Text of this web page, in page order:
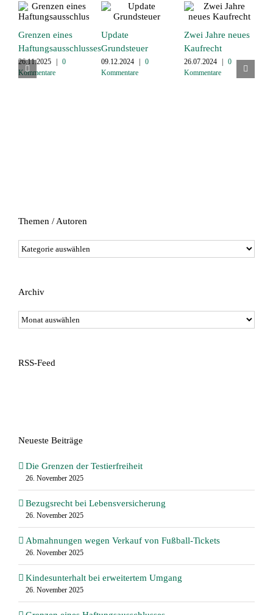
Grenzen eines
Haftungsausschlusses
26.11.2025
0
Kommentare
Update
Grundsteuer
09.12.2024
0
Kommentare
Zwei Jahre neues
Kaufrecht
26.07.2024
0
Kommentare
Themen / Autoren
Themen
/
Archiv
Archiv
RSS-Feed
Neueste Beiträge
Die Grenzen der Testierfreiheit
26. November 2025
Bezugsrecht bei Lebensversicherung
26. November 2025
Abmahnungen wegen Verkauf von Fußball-Tickets
26. November 2025
Kindesunterhalt bei erweitertem Umgang
26. November 2025